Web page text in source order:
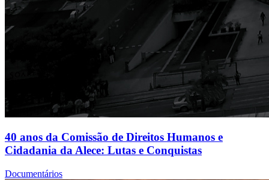
40 anos da Comissão de Direitos Humanos e
Cidadania da Alece: Lutas e Conquistas
Documentários